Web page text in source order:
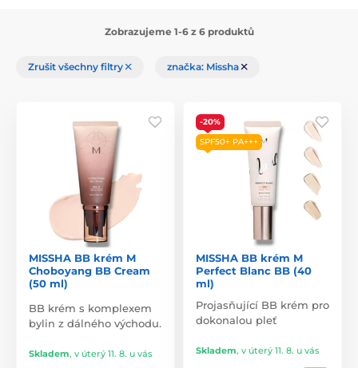
Zobrazujeme 1-6 z 6 produktů
Zrušit všechny filtry značka: Missha
MISSHA BB krém M
Choboyang BB Cream
(50 ml)
BB krém s komplexem
bylin z dálného východu.
Skladem, v úterý 11. 8. u vás
-20%
SPF50+ PA+++
MISSHA BB krém M
Perfect Blanc BB (40
ml)
Projasňující BB krém pro
dokonalou pleť
Skladem, v úterý 11. 8. u vás